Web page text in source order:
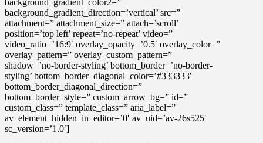
background_gradient_color2=”
background_gradient_direction=’vertical’ src=”
attachment=” attachment_size=” attach=’scroll’
position=’top left’ repeat=’no-repeat’ video=”
video_ratio=’16:9′ overlay_opacity=’0.5′ overlay_color=”
overlay_pattern=” overlay_custom_pattern=”
shadow=’no-border-styling’ bottom_border=’no-border-
styling’ bottom_border_diagonal_color=’#333333′
bottom_border_diagonal_direction=”
bottom_border_style=” custom_arrow_bg=” id=”
custom_class=” template_class=” aria_label=”
av_element_hidden_in_editor=’0′ av_uid=’av-26s525′
sc_version=’1.0′]